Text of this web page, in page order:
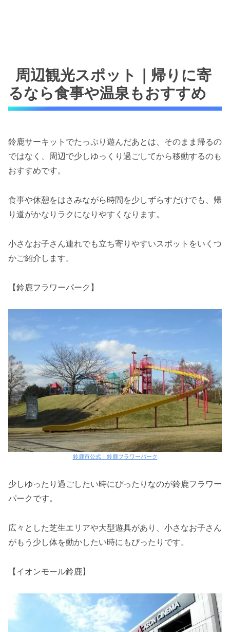
周辺観光スポット｜帰りに寄
るなら食事や温泉もおすすめ
鈴鹿サーキットでたっぷり遊んだあとは、そのまま帰るの
ではなく、周辺で少しゆっくり過ごしてから移動するのも
おすすめです。
食事や休憩をはさみながら時間を少しずらすだけでも、帰
り道がかなりラクになりやすくなります。
小さなお子さん連れでも立ち寄りやすいスポットをいくつ
かご紹介します。
【鈴鹿フラワーパーク】
鈴鹿市公式｜鈴鹿フラワーパーク
少しゆったり過ごしたい時にぴったりなのが鈴鹿フラワー
パークです。
広々とした芝生エリアや大型遊具があり、小さなお子さん
がもう少し体を動かしたい時にもぴったりです。
【イオンモール鈴鹿】